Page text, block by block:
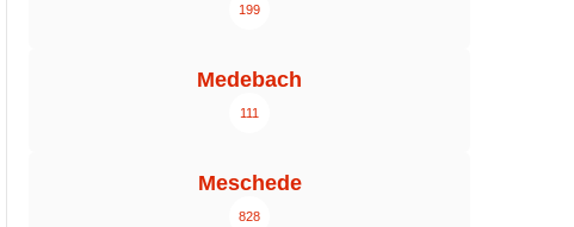
199
Medebach
111
Meschede
828